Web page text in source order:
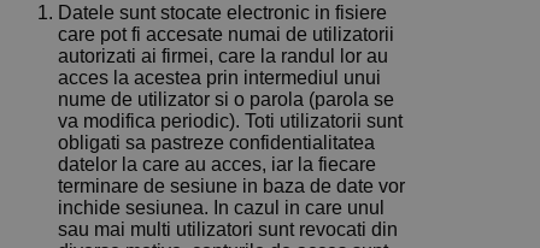
Datele sunt stocate electronic in fisiere
care pot fi accesate numai de utilizatorii
autorizati ai firmei, care la randul lor au
acces la acestea prin intermediul unui
nume de utilizator si o parola (parola se
va modifica periodic). Toti utilizatorii sunt
obligati sa pastreze confidentialitatea
datelor la care au acces, iar la fiecare
terminare de sesiune in baza de date vor
inchide sesiunea. In cazul in care unul
sau mai multi utilizatori sunt revocati din